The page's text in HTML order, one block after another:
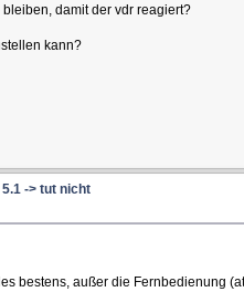
damit der vdr reagiert?
kann?
-> tut nicht
bestens, außer die Fernbedienung